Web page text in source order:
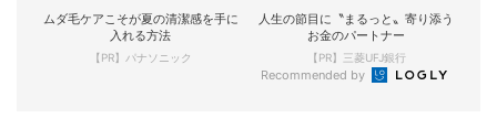
ムダ毛ケアこそが夏の清潔感を手に
入れる方法
【PR】パナソニック
人生の節目に〝まるっと〟寄り添う
お金のパートナー
【PR】三菱UFJ銀行
Recommended by